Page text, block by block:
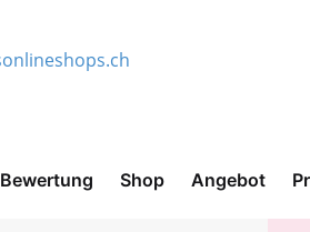
Bewertung Shop Angebot